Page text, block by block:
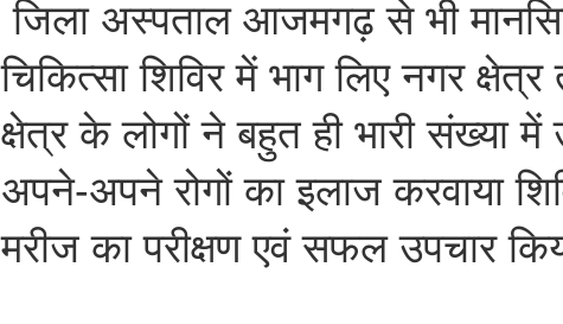
जिला अस्पताल आजमगढ़ से भी
चिकित्सा शिविर में भाग लिए नगर क्षेत्र
क्षेत्र के लोगों ने बहुत ही भारी संख्या
अपने-अपने रोगों का इलाज करवाया
मरीज का परीक्षण एवं सफल उपचार